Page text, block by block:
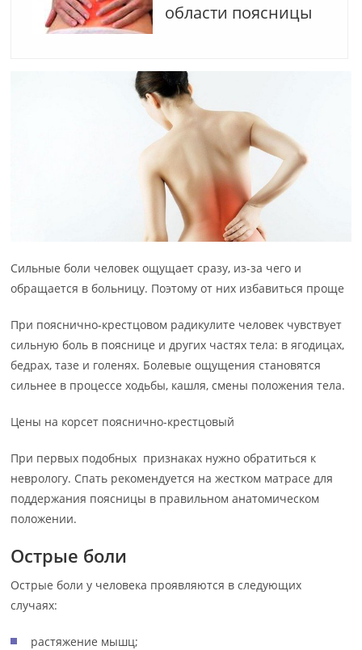
области поясницы
Сильные боли человек ощущает сразу, из-за чего и
обращается в больницу. Поэтому от них избавиться проще
При пояснично-крестцовом радикулите человек чувствует
сильную боль в пояснице и других частях тела: в ягодицах,
бедрах, тазе и голенях. Болевые ощущения становятся
сильнее в процессе ходьбы, кашля, смены положения тела.
Цены на корсет пояснично-крестцовый
При первых подобных признаках нужно обратиться к
неврологу. Спать рекомендуется на жестком матрасе для
поддержания поясницы в правильном анатомическом
положении.
Острые боли
Острые боли у человека проявляются в следующих
случаях:
растяжение мышц;